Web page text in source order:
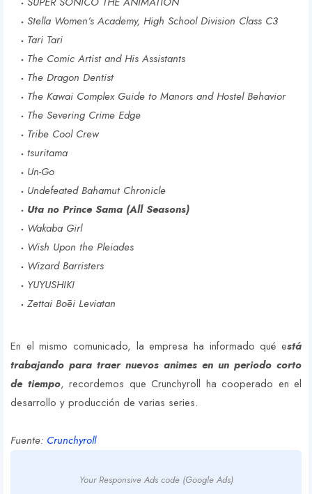
Stella Women’s Academy, High School Division Class C3
Tari Tari
The Comic Artist and His Assistants
The Dragon Dentist
The Kawai Complex Guide to Manors and Hostel Behavior
The Severing Crime Edge
Tribe Cool Crew
tsuritama
Un-Go
Undefeated Bahamut Chronicle
Uta no Prince Sama (All Seasons)
Wakaba Girl
Wish Upon the Pleiades
Wizard Barristers
YUYUSHIKI
Zettai Bōei Leviatan
En el mismo comunicado, la empresa ha informado qué está
trabajando para traer nuevos animes en un periodo corto
de tiempo, recordemos que Crunchyroll ha cooperado en el
desarrollo y producción de varias series.
Fuente: Crunchyroll
Your Responsive Ads code (Google Ads)